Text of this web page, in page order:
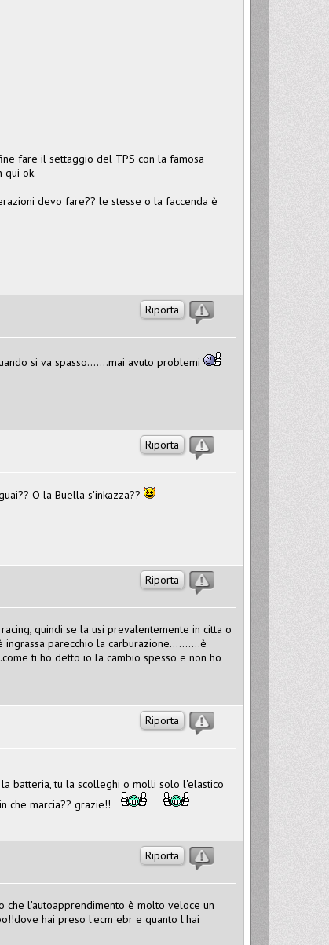
fare il settaggio del TPS con la famosa
qui ok.
devo fare?? le stesse o la faccenda è
Riporta
si va spasso.......mai avuto problemi
Riporta
O la Buella s'inkazza??
Riporta
quindi se la usi prevalentemente in citta o
parecchio la carburazione..........è
ti ho detto io la cambio spesso e non ho
Riporta
batteria, tu la scolleghi o molli solo l'elastico
che marcia?? grazie!!
Riporta
che l'autoapprendimento è molto veloce un
hai preso l'ecm ebr e quanto l'hai